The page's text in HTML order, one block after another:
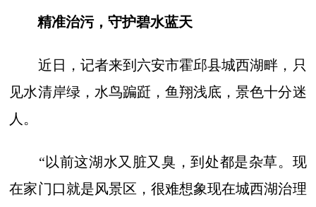
精准治污，守护碧水蓝天
近日，记者来到六安市霍邱县城西湖畔，只
见水清岸绿，水鸟蹁跹，鱼翔浅底，景色十分迷
人。
“以前这湖水又脏又臭，到处都是杂草。现
在家门口就是风景区，很难想象现在城西湖治理